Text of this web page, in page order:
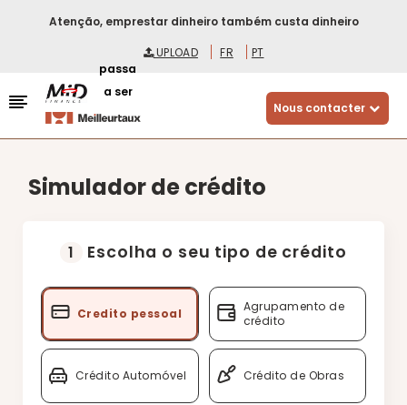
Atenção, emprestar dinheiro também custa dinheiro
UPLOAD
FR
PT
passa
a ser
Nous contacter
Simulador de crédito
1 Escolha o seu tipo de crédito
Credito pessoal
Agrupamento de
crédito
Crédito Automóvel Crédito de Obras